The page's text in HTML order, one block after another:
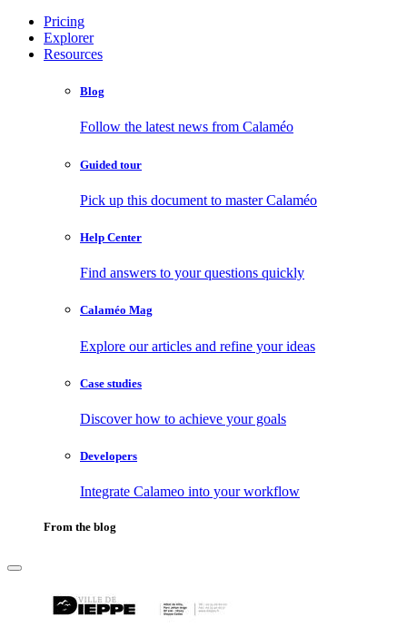
Pricing
Explorer
Resources
Blog
Follow the latest news from Calaméo
Guided tour
Pick up this document to master Calaméo
Help Center
Find answers to your questions quickly
Calaméo Mag
Explore our articles and refine your ideas
Case studies
Discover how to achieve your goals
Developers
Integrate Calameo into your workflow
From the blog